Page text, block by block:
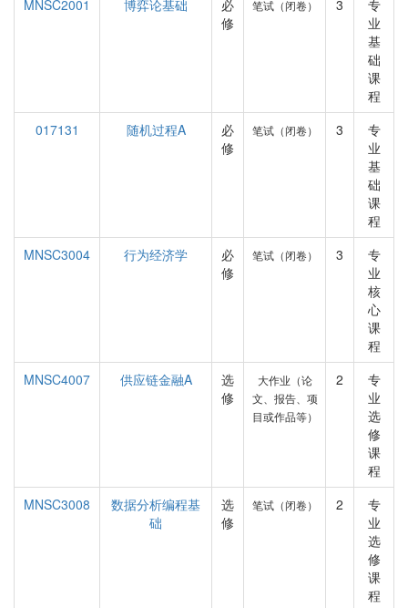
MNSC2001 博弈论基础
必
修
笔试（闭卷） 3
专
业
基
础
课
程
017131
随机过程A
必
修
笔试（闭卷） 3
专
业
基
础
课
程
MNSC3004
行为经济学
必
修
笔试（闭卷） 3
专
业
核
心
课
程
MNSC4007
供应链金融A
选
修
大作业（论
文、报告、项
目或作品等）
2
专
业
选
修
课
程
MNSC3008
数据分析编程基
础
选
修
笔试（闭卷） 2
专
业
选
修
课
程